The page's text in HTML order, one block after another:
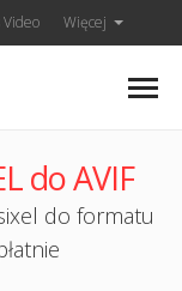
Video Więcej
do AVIF
do formatu